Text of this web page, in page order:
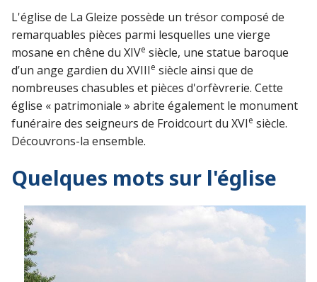
L'église de La Gleize possède un trésor composé de
remarquables pièces parmi lesquelles une vierge
mosane en chêne du XIVe siècle, une statue baroque
d’un ange gardien du XVIIIe siècle ainsi que de
nombreuses chasubles et pièces d'orfèvrerie. Cette
église « patrimoniale » abrite également le monument
funéraire des seigneurs de Froidcourt du XVIe siècle.
Découvrons-la ensemble.
Quelques mots sur l'église